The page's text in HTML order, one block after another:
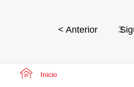
< Anterior 3
Inicio